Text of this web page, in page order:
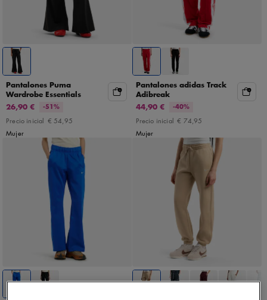
Pantalones Puma
Wardrobe Essentials
26,90 €
-51%
Precio inicial € 54,95
Mujer
Pantalones adidas Track
Adibreak
44,90 €
-40%
Precio inicial € 74,95
Mujer